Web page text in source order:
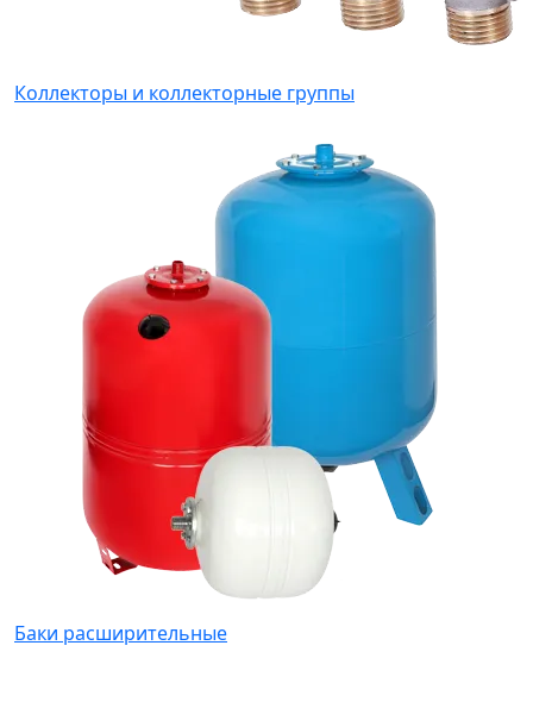
Коллекторы и коллекторные группы
Баки расширительные